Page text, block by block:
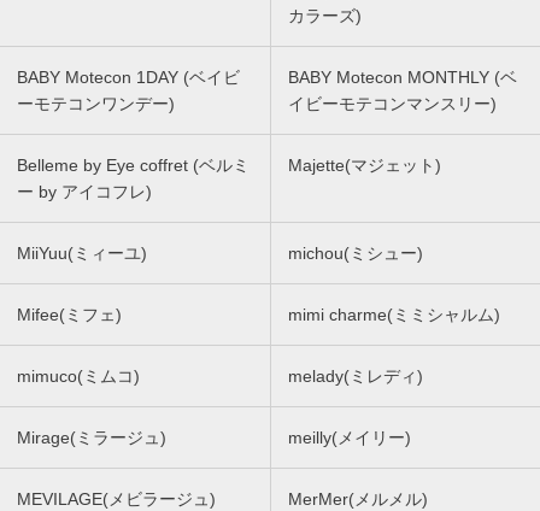
カラーズ)
BABY Motecon 1DAY (ベイビ
ーモテコンワンデー)
BABY Motecon MONTHLY (ベ
イビーモテコンマンスリー)
Belleme by Eye coffret (ベルミ
ー by アイコフレ)
Majette(マジェット)
MiiYuu(ミィーユ) michou(ミシュー)
Mifee(ミフェ) mimi charme(ミミシャルム)
mimuco(ミムコ) melady(ミレディ)
Mirage(ミラージュ) meilly(メイリー)
MEVILAGE(メビラージュ) MerMer(メルメル)